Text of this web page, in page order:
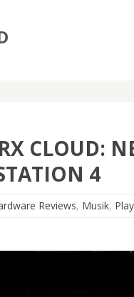
CLOUD:
4
Reviews, Musik,